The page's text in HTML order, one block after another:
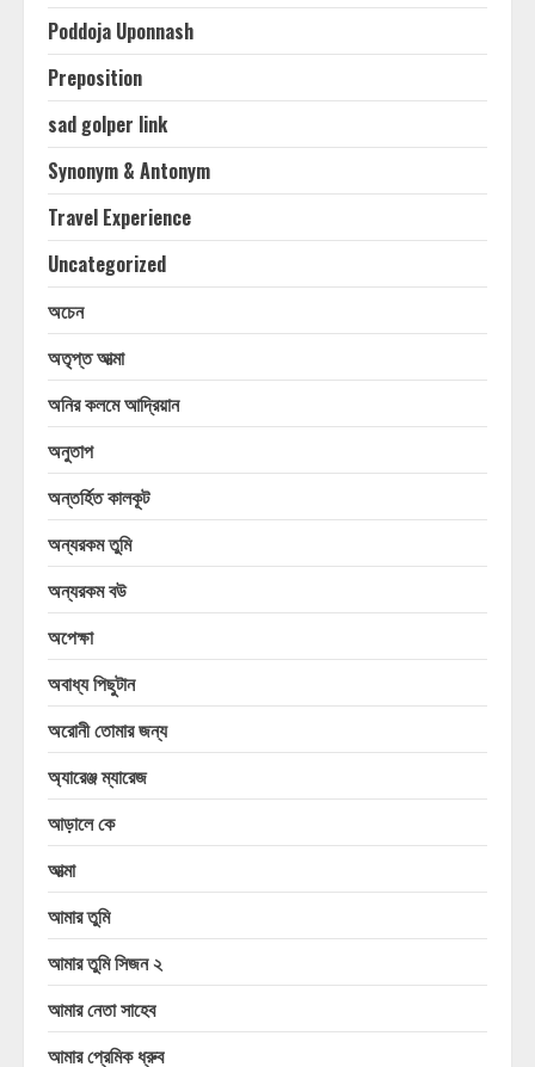
Poddoja Uponnash
Preposition
sad golper link
Synonym & Antonym
Travel Experience
Uncategorized
অচেন
অতৃপ্ত আত্মা
অনির কলমে আদ্রিয়ান
অনুতাপ
অন্তর্হিত কালকূট
অন্যরকম তুমি
অন্যরকম বউ
অপেক্ষা
অবাধ্য পিছুটান
অরোনী তোমার জন্য
অ্যারেঞ্জ ম্যারেজ
আড়ালে কে
আত্মা
আমার তুমি
আমার তুমি সিজন ২
আমার নেতা সাহেব
আমার প্রেমিক ধ্রুব